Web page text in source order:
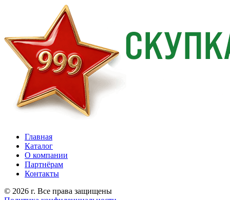
Главная
Каталог
О компании
Партнёрам
Контакты
© 2026 г. Все права защищены